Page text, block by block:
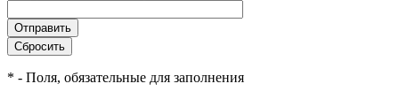
* - Поля, обязательные для заполнения